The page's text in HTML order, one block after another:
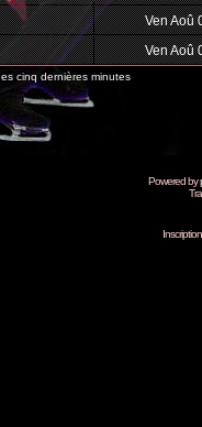
Ven Aoû
Ven Aoû
cinq dernières minutes
Powered by